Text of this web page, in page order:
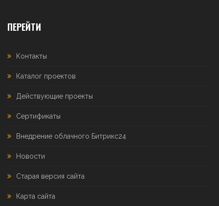
ПЕРЕЙТИ
Контакты
Каталог проектов
Действующие проекты
Сертификаты
Внедрение облачного Битрикс24
Новости
Старая версия сайта
Карта сайта